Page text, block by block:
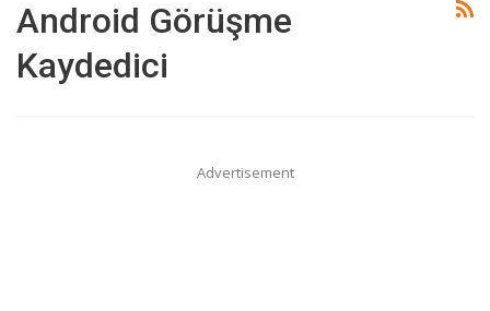
Android Görüşme
Kaydedici
Advertisement